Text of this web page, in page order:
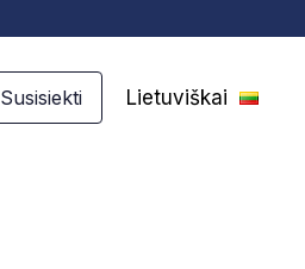
Susisiekti Lietuviškai